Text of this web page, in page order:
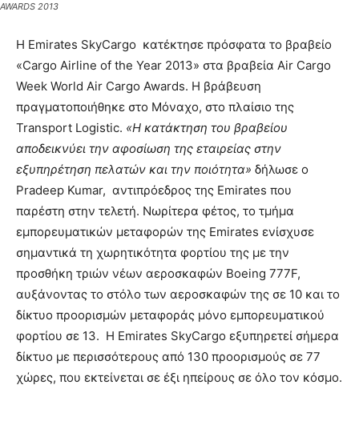
AWARDS 2013
Η Emirates SkyCargo κατέκτησε πρόσφατα το βραβείο
«Cargo Airline of the Year 2013» στα βραβεία Air Cargo
Week World Air Cargo Awards. Η βράβευση
πραγματοποιήθηκε στο Μόναχο, στο πλαίσιο της
Transport Logistic. «Η κατάκτηση του βραβείου
αποδεικνύει την αφοσίωση της εταιρείας στην
εξυπηρέτηση πελατών και την ποιότητα» δήλωσε ο
Pradeep Kumar, αντιπρόεδρος της Emirates που
παρέστη στην τελετή. Νωρίτερα φέτος, το τμήμα
εμπορευματικών μεταφορών της Emirates ενίσχυσε
σημαντικά τη χωρητικότητα φορτίου της με την
προσθήκη τριών νέων αεροσκαφών Boeing 777F,
αυξάνοντας το στόλο των αεροσκαφών της σε 10 και το
δίκτυο προορισμών μεταφοράς μόνο εμπορευματικού
φορτίου σε 13. Η Emirates SkyCargo εξυπηρετεί σήμερα
δίκτυο με περισσότερους από 130 προορισμούς σε 77
χώρες, που εκτείνεται σε έξι ηπείρους σε όλο τον κόσμο.